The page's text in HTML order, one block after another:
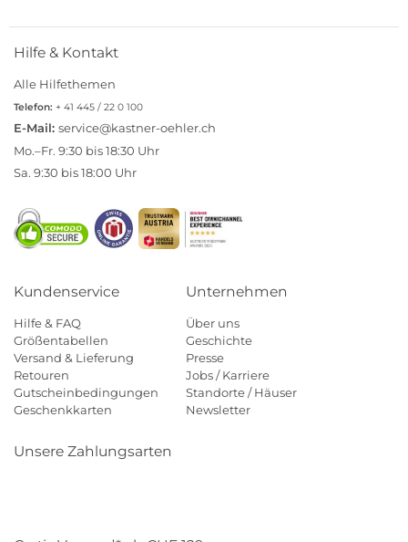
Hilfe & Kontakt
Alle Hilfethemen
Telefon: + 41 445 / 22 0 100
E-Mail: service@kastner-oehler.ch
Mo.–Fr. 9:30 bis 18:30 Uhr
Sa. 9:30 bis 18:00 Uhr
Kundenservice
Hilfe & FAQ
Größentabellen
Versand & Lieferung
Retouren
Gutscheinbedingungen
Geschenkkarten
Unternehmen
Über uns
Geschichte
Presse
Jobs / Karriere
Standorte / Häuser
Newsletter
Unsere Zahlungsarten